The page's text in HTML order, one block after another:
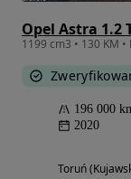
Opel Astra 1.2
196 000
2020
Toruń